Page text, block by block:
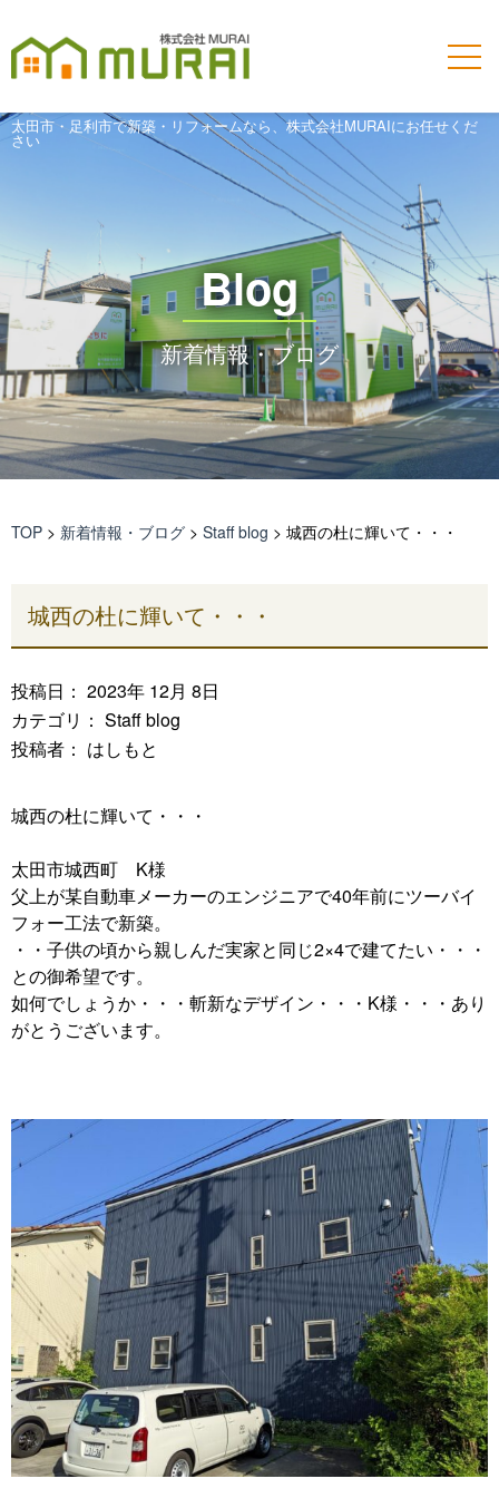
太田市・足利市で新築・リフォームなら、株式会社MURAIにお任せくだ
さい
Blog
新着情報・ブログ
TOP > 新着情報・ブログ > Staff blog > 城西の杜に輝いて・・・
城西の杜に輝いて・・・
投稿日： 2023年 12月 8日
カテゴリ： Staff blog
投稿者： はしもと
城西の杜に輝いて・・・
太田市城西町 K様
父上が某自動車メーカーのエンジニアで40年前にツーバイ
フォー工法で新築。
・・子供の頃から親しんだ実家と同じ2×4で建てたい・・・
との御希望です。
如何でしょうか・・・斬新なデザイン・・・K様・・・あり
がとうございます。